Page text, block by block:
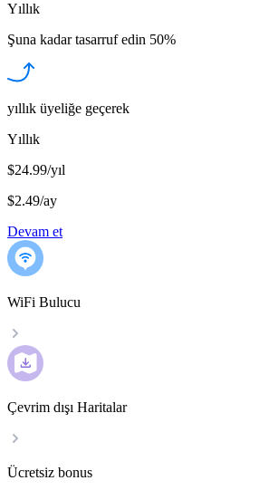
Yıllık
Şuna kadar tasarruf edin 50%
yıllık üyeliğe geçerek
Yıllık
$24.99/yıl
$2.49/ay
Devam et
WiFi Bulucu
Çevrim dışı Haritalar
Ücretsiz bonus